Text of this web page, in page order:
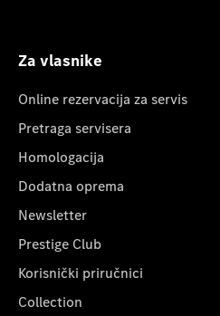
Za vlasnike
Online rezervacija za servis
Pretraga servisera
Homologacija
Dodatna oprema
Newsletter
Prestige Club
Korisnički priručnici
Collection